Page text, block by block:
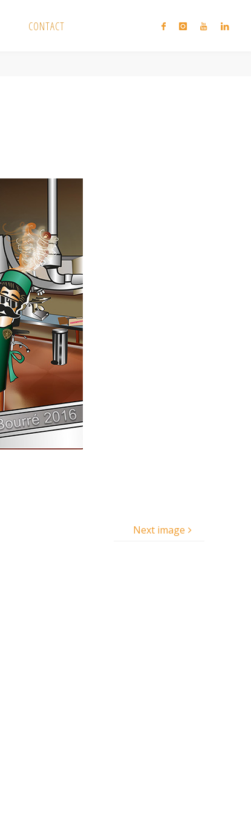
CONTACT
Next image